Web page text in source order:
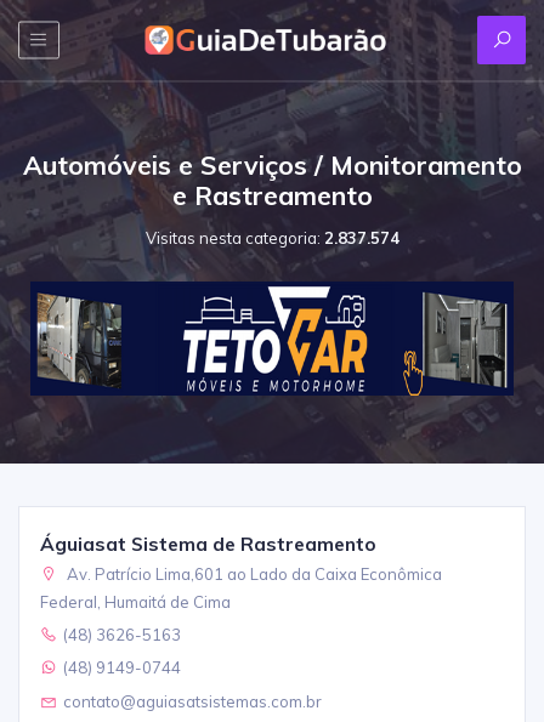
Automóveis e Serviços / Monitoramento
e Rastreamento
Visitas nesta categoria: 2.837.574
Águiasat Sistema de Rastreamento
Av. Patrício Lima,601 ao Lado da Caixa Econômica
Federal, Humaitá de Cima
(48) 3626-5163
(48) 9149-0744
contato@aguiasatsistemas.com.br